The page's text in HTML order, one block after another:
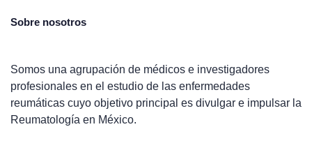
Sobre nosotros
Somos una agrupación de médicos e investigadores
profesionales en el estudio de las enfermedades
reumáticas cuyo objetivo principal es divulgar e impulsar la
Reumatología en México.